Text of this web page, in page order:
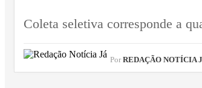
Coleta seletiva corresponde a
Por REDAÇÃO NOTÍCIA